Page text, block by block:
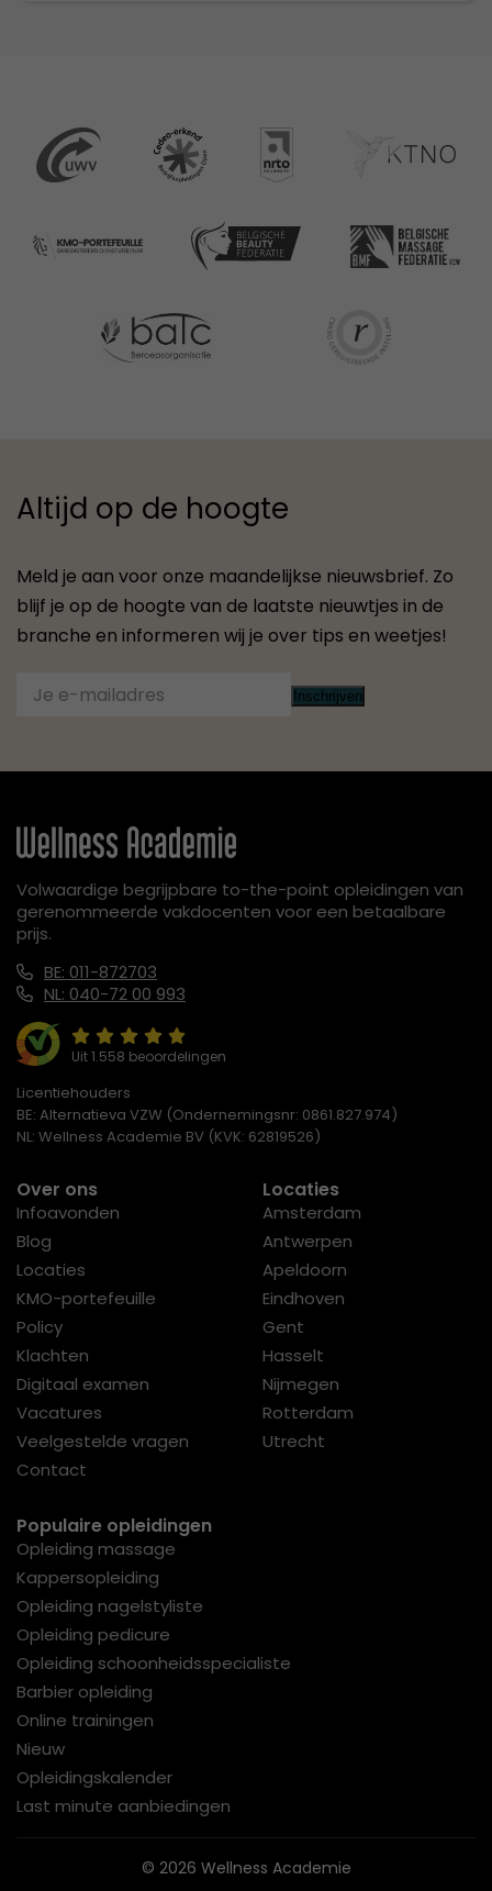
Altijd op de hoogte
Meld je aan voor onze maandelijkse nieuwsbrief. Zo
blijf je op de hoogte van de laatste nieuwtjes in de
branche en informeren wij je over tips en weetjes!
Inschrijven
Volwaardige begrijpbare to-the-point opleidingen van
gerenommeerde vakdocenten voor een betaalbare
prijs.
BE: 011-872703
NL: 040-72 00 993
Uit 1.558 beoordelingen
Licentiehouders
BE: Alternatieva VZW (Ondernemingsnr: 0861.827.974)
NL: Wellness Academie BV (KVK: 62819526)
Over ons
Infoavonden
Blog
Locaties
KMO-portefeuille
Policy
Klachten
Digitaal examen
Vacatures
Veelgestelde vragen
Contact
Locaties
Amsterdam
Antwerpen
Apeldoorn
Eindhoven
Gent
Hasselt
Nijmegen
Rotterdam
Utrecht
Populaire opleidingen
Opleiding massage
Kappersopleiding
Opleiding nagelstyliste
Opleiding pedicure
Opleiding schoonheidsspecialiste
Barbier opleiding
Online trainingen
Nieuw
Opleidingskalender
Last minute aanbiedingen
© 2026 Wellness Academie